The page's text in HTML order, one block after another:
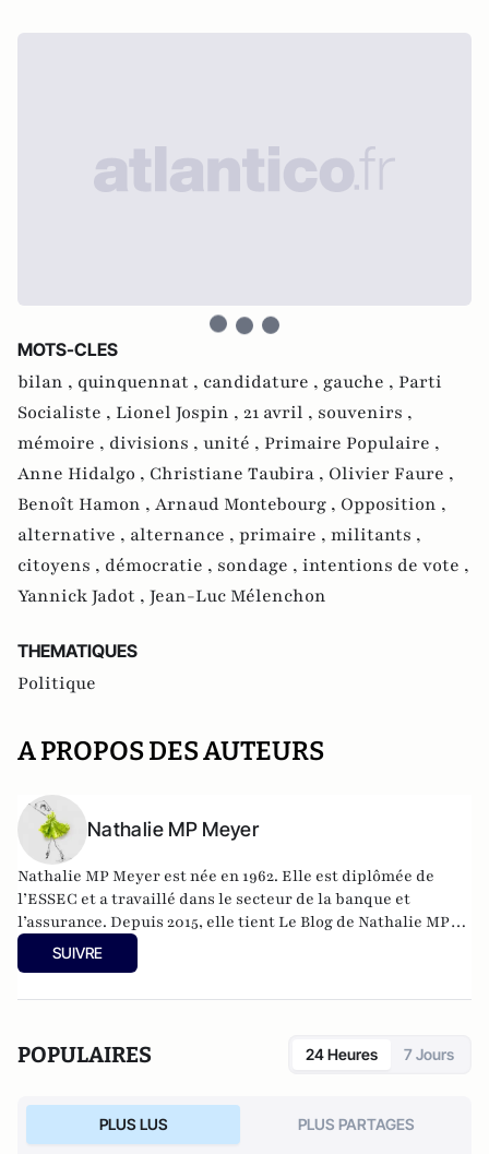
MOTS-CLES
bilan , quinquennat , candidature , gauche , Parti
Socialiste , Lionel Jospin , 21 avril , souvenirs ,
mémoire , divisions , unité , Primaire Populaire ,
Anne Hidalgo , Christiane Taubira , Olivier Faure ,
Benoît Hamon , Arnaud Montebourg , Opposition ,
alternative , alternance , primaire , militants ,
citoyens , démocratie , sondage , intentions de vote ,
Yannick Jadot , Jean-Luc Mélenchon
THEMATIQUES
Politique
A PROPOS DES AUTEURS
Nathalie MP Meyer
Nathalie MP Meyer est née en 1962. Elle est diplômée de
l’ESSEC et a travaillé dans le secteur de la banque et
l’assurance. Depuis 2015, elle tient Le Blog de Nathalie MP
avec l’objectif de faire connaître le libéralisme et
d’expliquer en quoi il constituerait une réponse adaptée aux
SUIVRE
POPULAIRES 24 Heures 7 Jours
PLUS LUS PLUS PARTAGES